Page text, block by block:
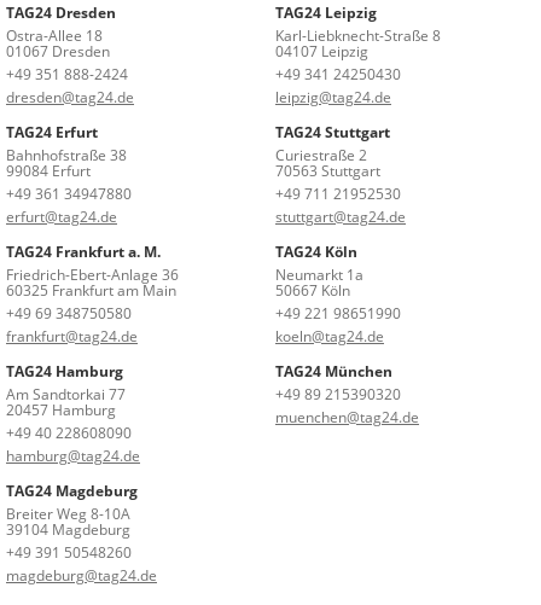
TAG24 Dresden
Ostra-Allee 18
01067 Dresden
+49 351 888-2424
dresden@tag24.de
TAG24 Leipzig
Karl-Liebknecht-Straße 8
04107 Leipzig
+49 341 24250430
leipzig@tag24.de
TAG24 Erfurt
Bahnhofstraße 38
99084 Erfurt
+49 361 34947880
erfurt@tag24.de
TAG24 Stuttgart
Curiestraße 2
70563 Stuttgart
+49 711 21952530
stuttgart@tag24.de
TAG24 Frankfurt a. M.
Friedrich-Ebert-Anlage 36
60325 Frankfurt am Main
+49 69 348750580
frankfurt@tag24.de
TAG24 Köln
Neumarkt 1a
50667 Köln
+49 221 98651990
koeln@tag24.de
TAG24 Hamburg
Am Sandtorkai 77
20457 Hamburg
+49 40 228608090
hamburg@tag24.de
TAG24 München
+49 89 215390320
muenchen@tag24.de
TAG24 Magdeburg
Breiter Weg 8-10A
39104 Magdeburg
+49 391 50548260
magdeburg@tag24.de